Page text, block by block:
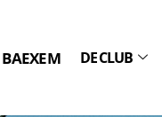
BAEXEM DE CLUB